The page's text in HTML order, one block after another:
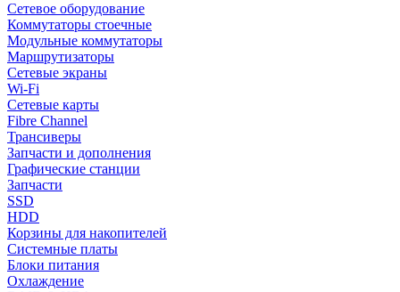
Сетевое оборудование
Коммутаторы стоечные
Модульные коммутаторы
Маршрутизаторы
Сетевые экраны
Wi-Fi
Сетевые карты
Fibre Channel
Трансиверы
Запчасти и дополнения
Графические станции
Запчасти
SSD
HDD
Корзины для накопителей
Системные платы
Блоки питания
Охлаждение